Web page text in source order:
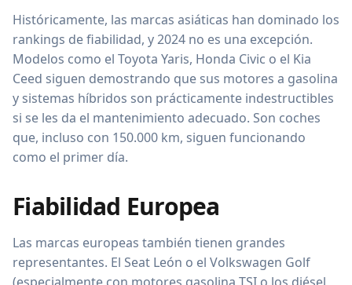
Históricamente, las marcas asiáticas han dominado los
rankings de fiabilidad, y 2024 no es una excepción.
Modelos como el Toyota Yaris, Honda Civic o el Kia
Ceed siguen demostrando que sus motores a gasolina
y sistemas híbridos son prácticamente indestructibles
si se les da el mantenimiento adecuado. Son coches
que, incluso con 150.000 km, siguen funcionando
como el primer día.
Fiabilidad Europea
Las marcas europeas también tienen grandes
representantes. El Seat León o el Volkswagen Golf